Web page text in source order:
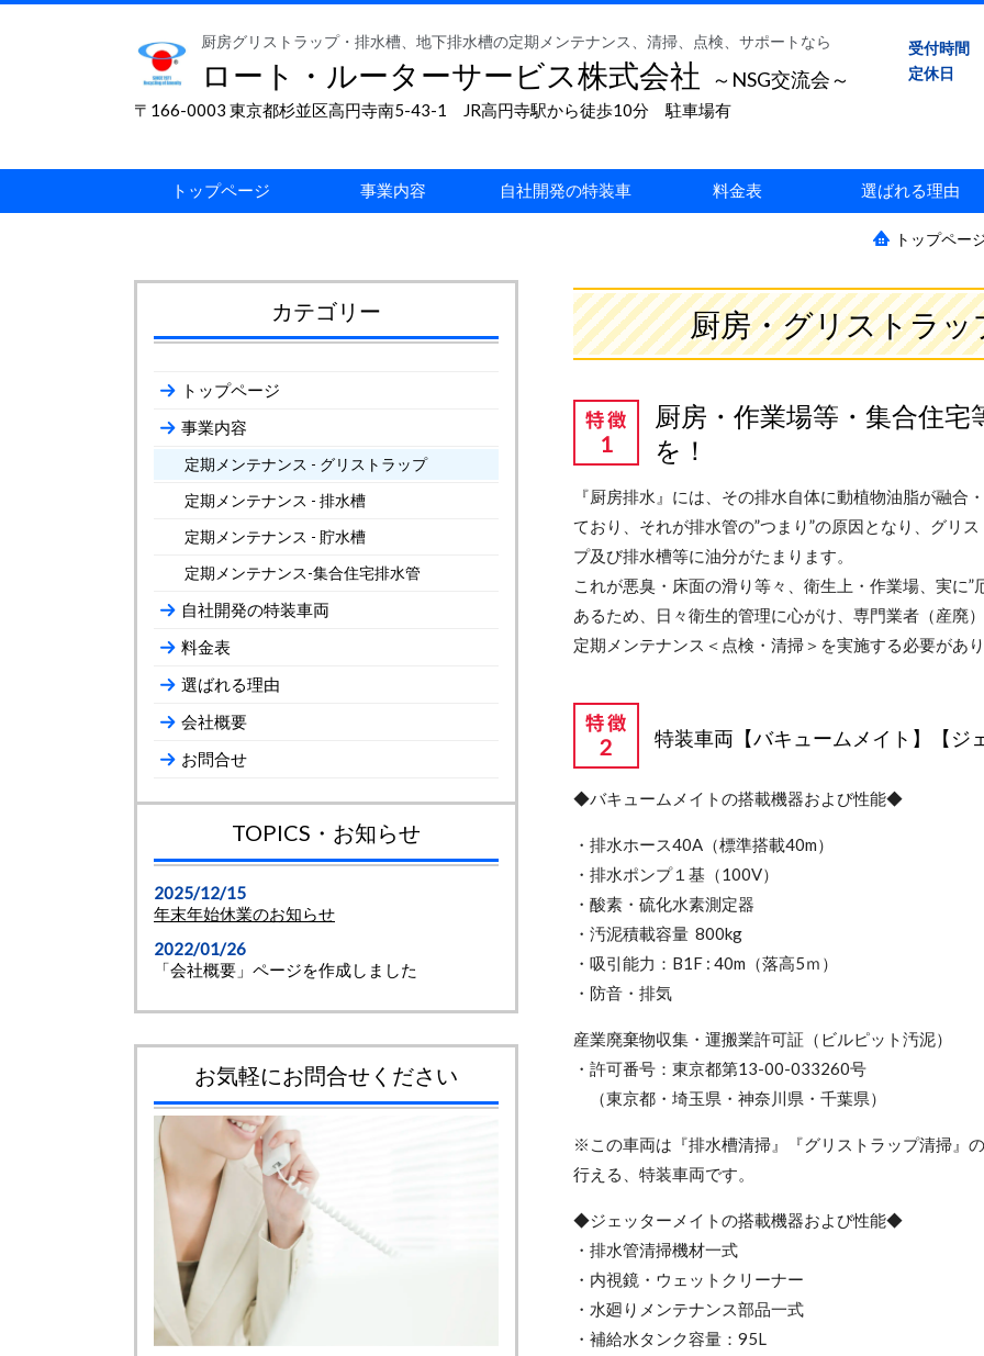
厨房グリストラップ・排水槽、地下排水槽の定期メンテナンス、清掃、点検、サポートなら
ロート・ルーターサービス株式会社 ～NSG交流会～
〒166-0003 東京都杉並区高円寺南5-43-1 JR高円寺駅から徒歩10分 駐車場有
受付時間
定休日
トップページ 事業内容 自社開発の特装車 料金表 選ばれる理由
トップペー
厨房・グリストラ
厨房・作業場等・集合住
を！
『厨房排水』には、その排水自体に動植物油脂が融合
ており、それが排水管の”つまり”の原因となり、グリ
プ及び排水槽等に油分がたまります。
これが悪臭・床面の滑り等々、衛生上・作業場、実に”
あるため、日々衛生的管理に心がけ、専門業者（産廃
定期メンテナンス＜点検・清掃＞を実施する必要があ
特装車両【バキュームメイト】 【
◆バキュームメイトの搭載機器および性能◆
・排水ホース40A（標準搭載40m）
・排水ポンプ１基（100V）
・酸素・硫化水素測定器
​・汚泥積載容量 800kg
・吸引能力：B1F : 40m（落高5ｍ）
・防音・排気
産業廃棄物収集・運搬業許可証（ビルピット汚泥）
・許可番号：東京都第13-00-033260号
（東京都・埼玉県・神奈川県・千葉県）
※この車両は『排水槽清掃』『グリストラップ清掃』
行える、特装車両です。
◆ジェッターメイトの搭載機器および性能◆
・排水管清掃機材一式
・内視鏡・ウェットクリーナー
・水廻りメンテナンス部品一式
​・補給水タンク容量：95L
カテゴリー
トップページ
事業内容
定期メンテナンス - グリストラップ
定期メンテナンス - 排水槽
定期メンテナンス - 貯水槽
定期メンテナンス-集合住宅排水管
自社開発の特装車両
料金表
選ばれる理由
会社概要
お問合せ
TOPICS・お知らせ
2025/12/15
年末年始休業のお知らせ
2022/01/26
「会社概要」ページを作成しました
お気軽にお問合せください